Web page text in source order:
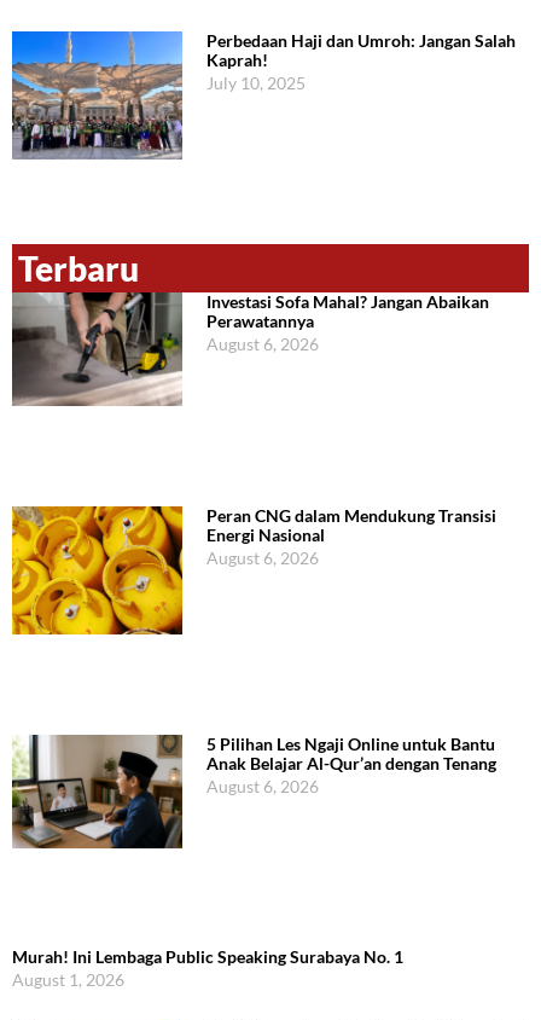
Perbedaan Haji dan Umroh: Jangan Salah
Kaprah!
July 10, 2025
Terbaru
Investasi Sofa Mahal? Jangan Abaikan
Perawatannya
August 6, 2026
Peran CNG dalam Mendukung Transisi
Energi Nasional
August 6, 2026
5 Pilihan Les Ngaji Online untuk Bantu
Anak Belajar Al-Qur’an dengan Tenang
August 6, 2026
Murah! Ini Lembaga Public Speaking Surabaya No. 1
August 1, 2026